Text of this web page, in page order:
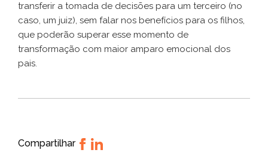
transferir a tomada de decisões para um terceiro (no
caso, um juiz), sem falar nos benefícios para os filhos,
que poderão superar esse momento de
transformação com maior amparo emocional dos
pais.
Compartilhar